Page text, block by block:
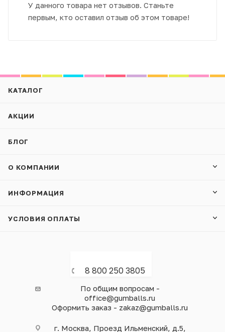
У данного товара нет отзывов. Станьте
первым, кто оставил отзыв об этом товаре!
КАТАЛОГ
АКЦИИ
БЛОГ
О КОМПАНИИ
ИНФОРМАЦИЯ
УСЛОВИЯ ОПЛАТЫ
8 800 250 3805
По общим вопросам -
office@gumballs.ru
Оформить заказ - zakaz@gumballs.ru
г. Москва, Проезд Ильменский, д.5,